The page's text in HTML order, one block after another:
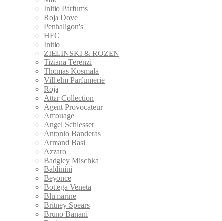
Initio Parfums
Roja Dove
Penhaligon's
HFC
Initio
ZIELINSKI & ROZEN
Tiziana Terenzi
Thomas Kosmala
Vilhelm Parfumerie
Roja
Attar Collection
Agent Provocateur
Amouage
Angel Schlesser
Antonio Banderas
Armand Basi
Azzaro
Badgley Mischka
Baldinini
Beyonce
Bottega Veneta
Blumarine
Britney Spears
Bruno Banani